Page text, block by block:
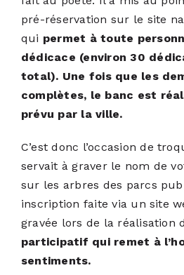
pré-réservation sur le site
qui permet à toute
dédicace (environ 30
total). Une fois que les
complètes, le banc est
prévu par la ville.
C’est donc l’occasion de
servait à graver le nom de
sur les arbres des parcs
inscription faite via un site
gravée lors de la réalisation
participatif qui remet à
sentiments.